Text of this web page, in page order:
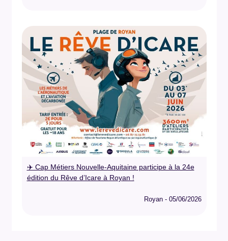
✈️ Cap Métiers Nouvelle-Aquitaine participe à la 24e
édition du Rêve d’Icare à Royan !
Royan - 05/06/2026